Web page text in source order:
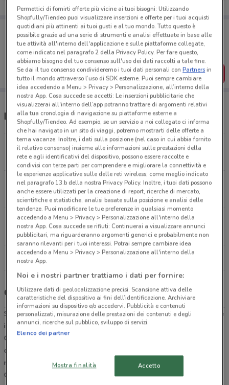
Porta DoveConviene sempre con te!
Puoi trovare le migliori offerte dei negozi vicino a te,
salvarle e creare la tua lista del risparmio, comodamente
dal tuo cellulare.
SCARICA L’APP
Negozi Caddy's a Pomezia
Piazza Testaccio 32 Roma
23.5 km
CHIUSO
Via dei Castani, 135-137 Roma
24.4 km
CHIUSO
Via dei Serpenti 155 Roma
25.2 km
CHIUSO
Tutti i negozi Caddy's
Caddy's, offerte e negozi
Se stai cercando un’idea per un regalo o dove conviene comprare
il tuo nuovo profumo Caddy’s è la risposta alla tua domanda.
Catena di negozi specializzata nella vendita di prodotti per l’igiene
della persona e la cura della casa, da Caddy’s troverai sempre i
migliori prodotti aimigliori prezzi . Sfoglia ilvolantino
Caddy’s direttamente dal sito di
DoveConviene.
Permettici di fornirti offerte più vicine ai tuoi bisogni: Utilizzando
Shopfully/Tiendeo puoi visualizzare inserzioni e offerte per i tuoi acquisti
quotidiani più attinenti ai tuoi gusti e al tuo mondo. Tutto questo è
possibile grazie ad una serie di strumenti e analisi effettuate in base alle
tue attività all'interno dell'applicazione e sulle piattaforme collegate,
come indicato nel paragrafo 2 della Privacy Policy. Per fare questo,
abbiamo bisogno del tuo consenso sull'uso dei dati raccolti a tale fine.
Se dai il tuo consenso condivideremo i tuoi dati personali conPartnersin
tutto il mondo attraverso l’uso di SDK esterne. Puoi sempre cambiare
idea accedendo a Menu > Privacy > Personalizzazione, all’interno della
nostra App. Cosa succede se accetti: Le inserzioni pubblicitarie che
visualizzerai all'interno dell’app potranno trattare di argomenti relativi
alla tua cronologia di navigazione su piattaforme esterne a
Shopfully/Tiendeo. Ad esempio, se un servizio a noi collegato ci informa
che hai navigato in un sito di viaggi, potremo mostrarti delle offerte a
tema vacanze. Inoltre, i dati sulla posizione (nel caso in cui abbia fornito
il relativo consenso) insieme alle informazioni sulle prestazioni della
rete e agli identificativi del dispositivo, possono essere raccolte e
condivisi con terze parti per comprendere e migliorare la connettività e
le esperienze applicative sulle delle reti wireless, come meglio indicato
nel paragrafo 13.b della nostra Privacy Policy. Inoltre, i tuoi dati possono
anche essere utilizzati per la creazione di report, ricerche di mercato,
scientifiche e statistiche, analisi basate sulla posizione e analisi delle
tendenze. Puoi modificare le tue preferenze in qualsiasi momento
accedendo a Menu > Privacy > Personalizzazione all'interno della
nostra App. Cosa succede se rifiuti: Continuerai a visualizzare annunci
pubblicitari, ma riguarderanno argomenti generici e probabilmente non
saranno rilevanti per i tuoi interessi. Potrai sempre cambiare idea
accedendo a Menu > Privacy > Personalizzazione all'interno della
nostra App.
Noi e i nostri partner trattiamo i dati per fornire:
Utilizzare dati di geolocalizzazione precisi. Scansione attiva delle
caratteristiche del dispositivo ai fini dell’identificazione. Archiviare
informazioni su dispositivo e/o accedervi. Pubblicità e contenuti
personalizzati, misurazione delle prestazioni dei contenuti e degli
annunci, ricerche sul pubblico, sviluppo di servizi.
Elenco dei partner
Mostra finalità Accetto